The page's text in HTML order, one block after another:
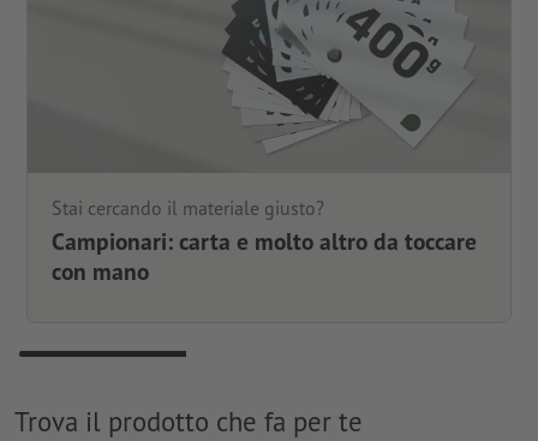
Stai cercando il materiale giusto?
Campionari: carta e molto altro da toccare
con mano
Trova il prodotto che fa per te